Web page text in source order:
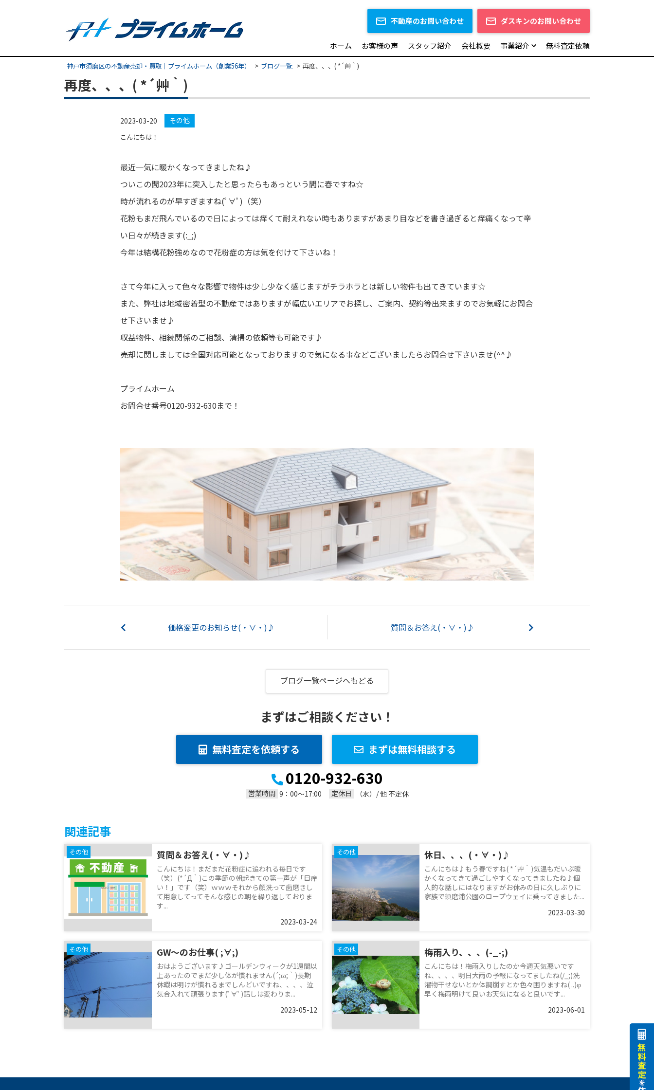
不動産のお問い合わせ ダスキンのお問い合わせ
ホーム お客様の声 スタッフ紹介 会社概要 事業紹介 無料査定依頼
神戸市須磨区の不動産売却・買取｜プライムホーム（創業56年） ブログ一覧 再度、、、( *´艸｀)
再度、、、( *´艸｀)
2023-03-20 その他
こんにちは！
最近一気に暖かくなってきましたね♪
ついこの間2023年に突入したと思ったらもあっという間に春ですね☆
時が流れるのが早すぎますね(ﾟ∀ﾟ)（笑）
花粉もまだ飛んでいるので日によっては痒くて耐えれない時もありますがあまり目などを書き過ぎると痒痛くなって辛
い日々が続きます(:_;)
今年は結構花粉強めなので花粉症の方は気を付けて下さいね！
さて今年に入って色々な影響で物件は少し少なく感じますがチラホラとは新しい物件も出てきています☆
また、弊社は地域密着型の不動産ではありますが幅広いエリアでお探し、ご案内、契約等出来ますのでお気軽にお問合
せ下さいませ♪
収益物件、相続関係のご相談、清掃の依頼等も可能です♪
売却に関しましては全国対応可能となっておりますので気になる事などございましたらお問合せ下さいませ(^^♪
プライムホーム
お問合せ番号0120-932-630まで！
価格変更のお知らせ(・∀・)♪ 質問＆お答え(・∀・)♪
ブログ一覧ページへもどる
まずはご相談ください！
無料査定を依頼する まずは無料相談する
0120-932-630
営業時間 9：00～17:00 定休日 （水）/ 他 不定休
関連記事
その他 質問＆お答え(・∀・)♪
こんにちは！まだまだ花粉症に追われる毎日です
（笑）(*´Д｀)この季節の朝起きての第一声が「目痒
い！」です（笑）ｗｗｗそれから顔洗って歯磨きし
て用意してってそんな感じの朝を繰り返しておりま
す...
2023-03-24
その他 休日、、、(・∀・)♪
こんにちは♪もう春ですね( *´艸｀)気温もだいぶ暖
かくなってきて過ごしやすくなってきましたね♪個
人的な話しにはなりますがお休みの日に久しぶりに
家族で須磨浦公園のロープウェイに乗ってきました...
2023-03-30
その他 GW～のお仕事( ;∀;)
おはようございます♪ゴールデンウィークが1週間以
上あったのでまだ少し体が慣れません(´;ω;｀)長期
休暇は明けが慣れるまでしんどいですね、、、、泣
気合入れて頑張ります(ﾟ∀ﾟ)話しは変わりま...
2023-05-12
その他 梅雨入り、、、(-_-;)
こんにちは！梅雨入りしたのか今週天気悪いです
ね、、、、明日大雨の予報になってましたね(/_;)洗
濯物干せないとか体調崩すとか色々困りますね( ..)φ
早く梅雨明けて良いお天気になると良いです...
2023-06-01